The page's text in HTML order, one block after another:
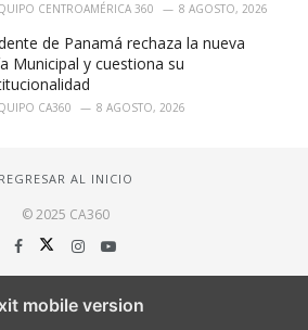
CENTROAMÉRICA 360 8 AGOSTO, 2026
de Panamá rechaza la nueva
Municipal y cuestiona su
CA360 8 AGOSTO, 2026
REGRESAR AL INICIO
© 2025 CA360
mobile version